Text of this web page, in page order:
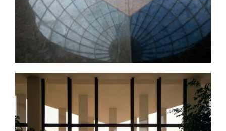
Limpieza de zonas
residenciales en Toledo
Ampliar